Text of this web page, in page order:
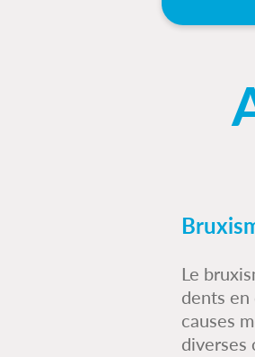
Le
dents en
causes
diverses